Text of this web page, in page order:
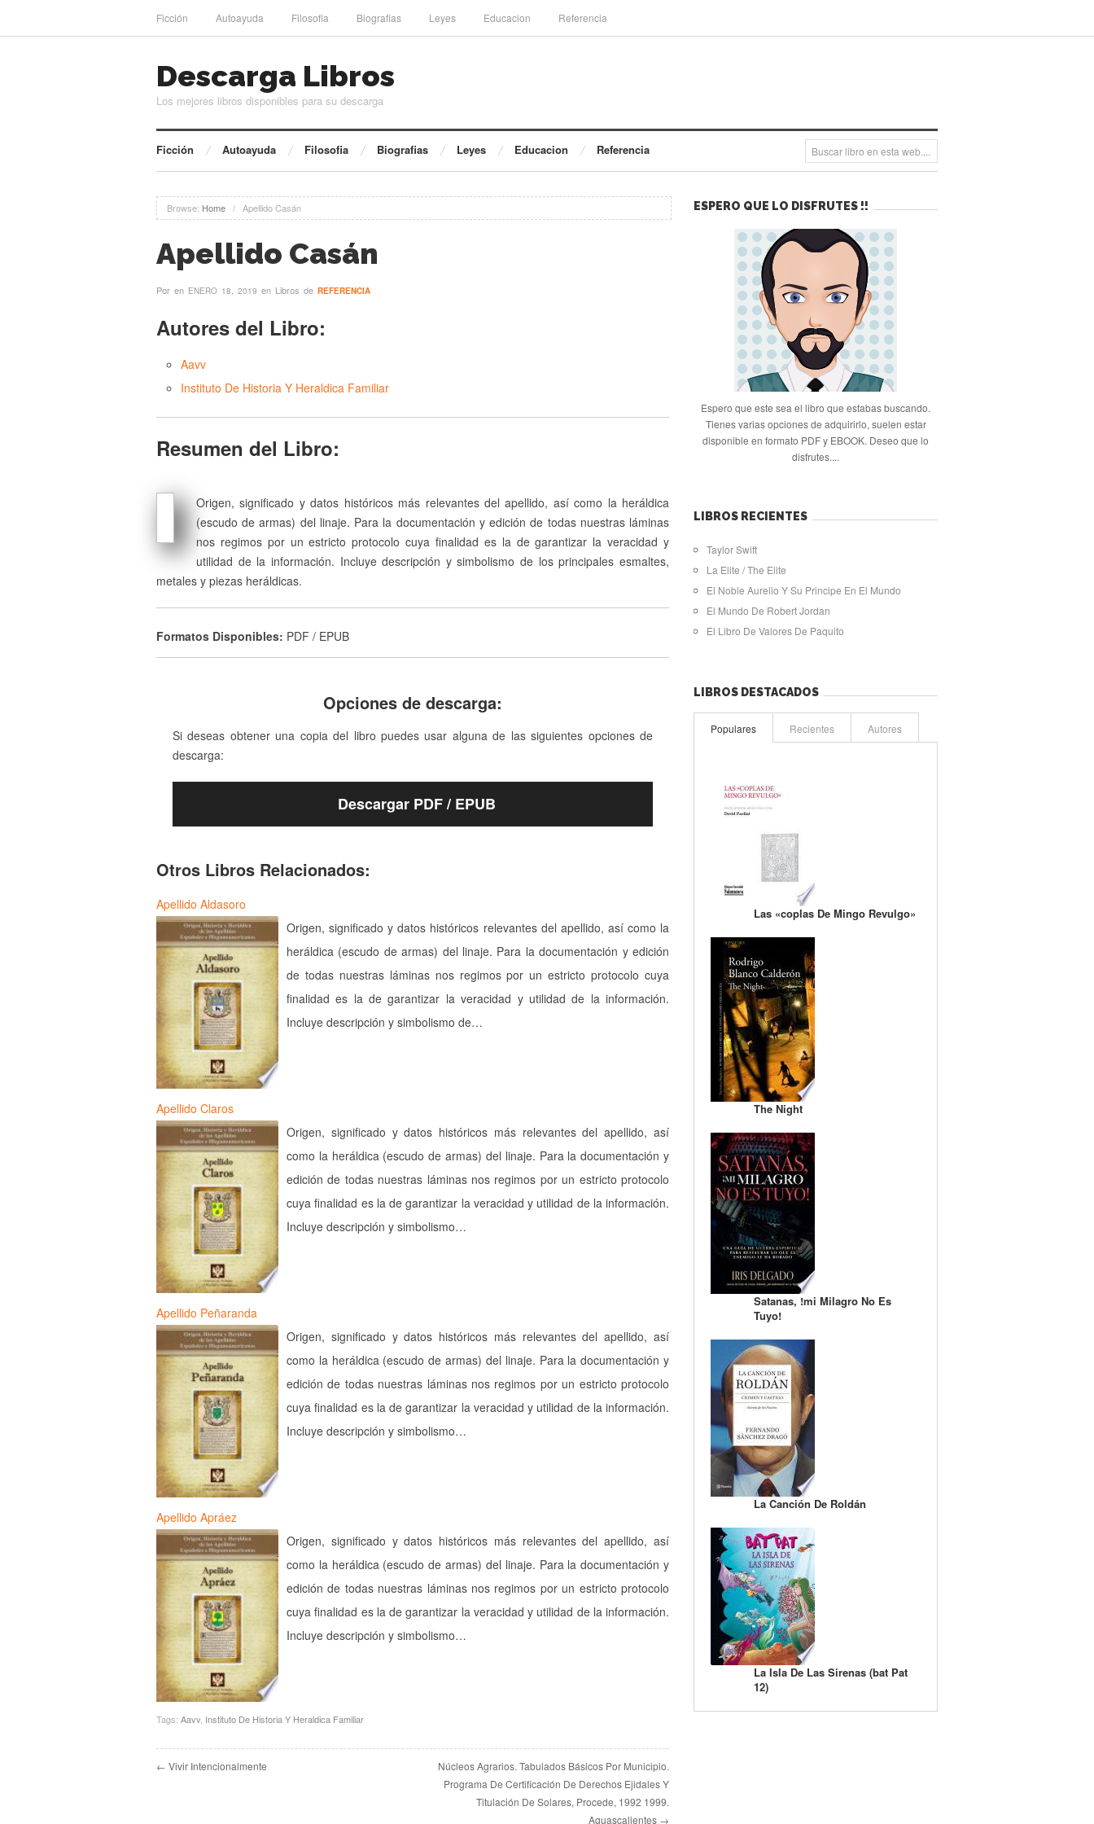
Ficción Autoayuda Filosofia Biografias Leyes Educacion Referencia
Descarga Libros
Los mejores libros disponibles para su descarga
Ficción Autoayuda Filosofia Biografias Leyes Educacion Referencia
Browse: Home / Apellido Casán
Apellido Casán
Por en ENERO 18, 2019 en Libros de REFERENCIA
Autores del Libro:
Aavv
Instituto De Historia Y Heraldica Familiar
Resumen del Libro:
Origen, significado y datos históricos más relevantes del apellido, así como la heráldica
(escudo de armas) del linaje. Para la documentación y edición de todas nuestras láminas
nos regimos por un estricto protocolo cuya finalidad es la de garantizar la veracidad y
utilidad de la información. Incluye descripción y simbolismo de los principales esmaltes,
metales y piezas heráldicas.
Formatos Disponibles: PDF / EPUB
Opciones de descarga:
Si deseas obtener una copia del libro puedes usar alguna de las siguientes opciones de
descarga:
Descargar PDF / EPUB
Otros Libros Relacionados:
Apellido Aldasoro
Origen, significado y datos históricos relevantes del apellido, así como la
heráldica (escudo de armas) del linaje. Para la documentación y edición
de todas nuestras láminas nos regimos por un estricto protocolo cuya
finalidad es la de garantizar la veracidad y utilidad de la información.
Incluye descripción y simbolismo de…
Apellido Claros
Origen, significado y datos históricos más relevantes del apellido, así
como la heráldica (escudo de armas) del linaje. Para la documentación y
edición de todas nuestras láminas nos regimos por un estricto protocolo
cuya finalidad es la de garantizar la veracidad y utilidad de la información.
Incluye descripción y simbolismo…
Apellido Peñaranda
Origen, significado y datos históricos más relevantes del apellido, así
como la heráldica (escudo de armas) del linaje. Para la documentación y
edición de todas nuestras láminas nos regimos por un estricto protocolo
cuya finalidad es la de garantizar la veracidad y utilidad de la información.
Incluye descripción y simbolismo…
Apellido Apráez
Origen, significado y datos históricos más relevantes del apellido, así
como la heráldica (escudo de armas) del linaje. Para la documentación y
edición de todas nuestras láminas nos regimos por un estricto protocolo
cuya finalidad es la de garantizar la veracidad y utilidad de la información.
Incluye descripción y simbolismo…
Tags: Aavv, Instituto De Historia Y Heraldica Familiar
← Vivir Intencionalmente
Núcleos Agrarios. Tabulados Básicos Por Municipio.
Programa De Certificación De Derechos Ejidales Y
Titulación De Solares, Procede, 1992 1999.
Aguascalientes →
ESPERO QUE LO DISFRUTES !!
Espero que este sea el libro que estabas buscando.
Tienes varias opciones de adquirirlo, suelen estar
disponible en formato PDF y EBOOK. Deseo que lo
disfrutes....
LIBROS RECIENTES
Taylor Swift
La Elite / The Elite
El Noble Aurelio Y Su Principe En El Mundo
El Mundo De Robert Jordan
El Libro De Valores De Paquito
LIBROS DESTACADOS
Populares Recientes Autores
Las «coplas De Mingo Revulgo»
The Night
Satanas, !mi Milagro No Es
Tuyo!
La Canción De Roldán
La Isla De Las Sirenas (bat Pat
12)